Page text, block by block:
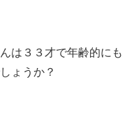
は３３才で年齢的にも
ょうか？